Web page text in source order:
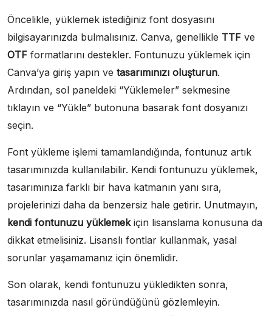
Öncelikle, yüklemek istediğiniz font dosyasını
bilgisayarınızda bulmalısınız. Canva, genellikle TTF ve
OTF formatlarını destekler. Fontunuzu yüklemek için
Canva’ya giriş yapın ve tasarımınızı oluşturun.
Ardından, sol paneldeki “Yüklemeler” sekmesine
tıklayın ve “Yükle” butonuna basarak font dosyanızı
seçin.
Font yükleme işlemi tamamlandığında, fontunuz artık
tasarımınızda kullanılabilir. Kendi fontunuzu yüklemek,
tasarımınıza farklı bir hava katmanın yanı sıra,
projelerinizi daha da benzersiz hale getirir. Unutmayın,
kendi fontunuzu yüklemekiçin lisanslama konusuna da
dikkat etmelisiniz. Lisanslı fontlar kullanmak, yasal
sorunlar yaşamamanız için önemlidir.
Son olarak, kendi fontunuzu yükledikten sonra,
tasarımınızda nasıl göründüğünü gözlemleyin.